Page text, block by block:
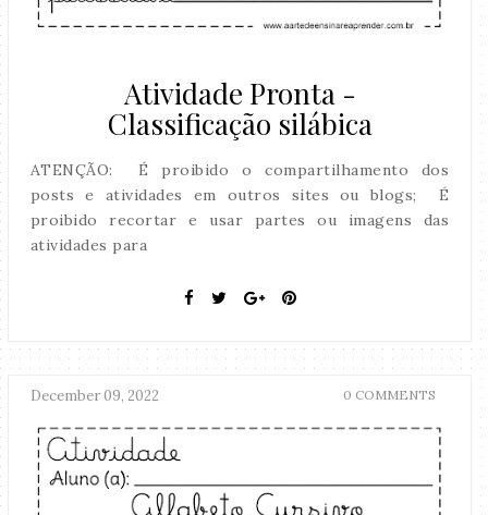
Atividade Pronta -
Classificação silábica
ATENÇÃO: É proibido o compartilhamento dos
posts e atividades em outros sites ou blogs; É
proibido recortar e usar partes ou imagens das
atividades para
December 09, 2022 0 COMMENTS